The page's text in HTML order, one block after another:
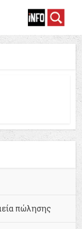
πώλησης